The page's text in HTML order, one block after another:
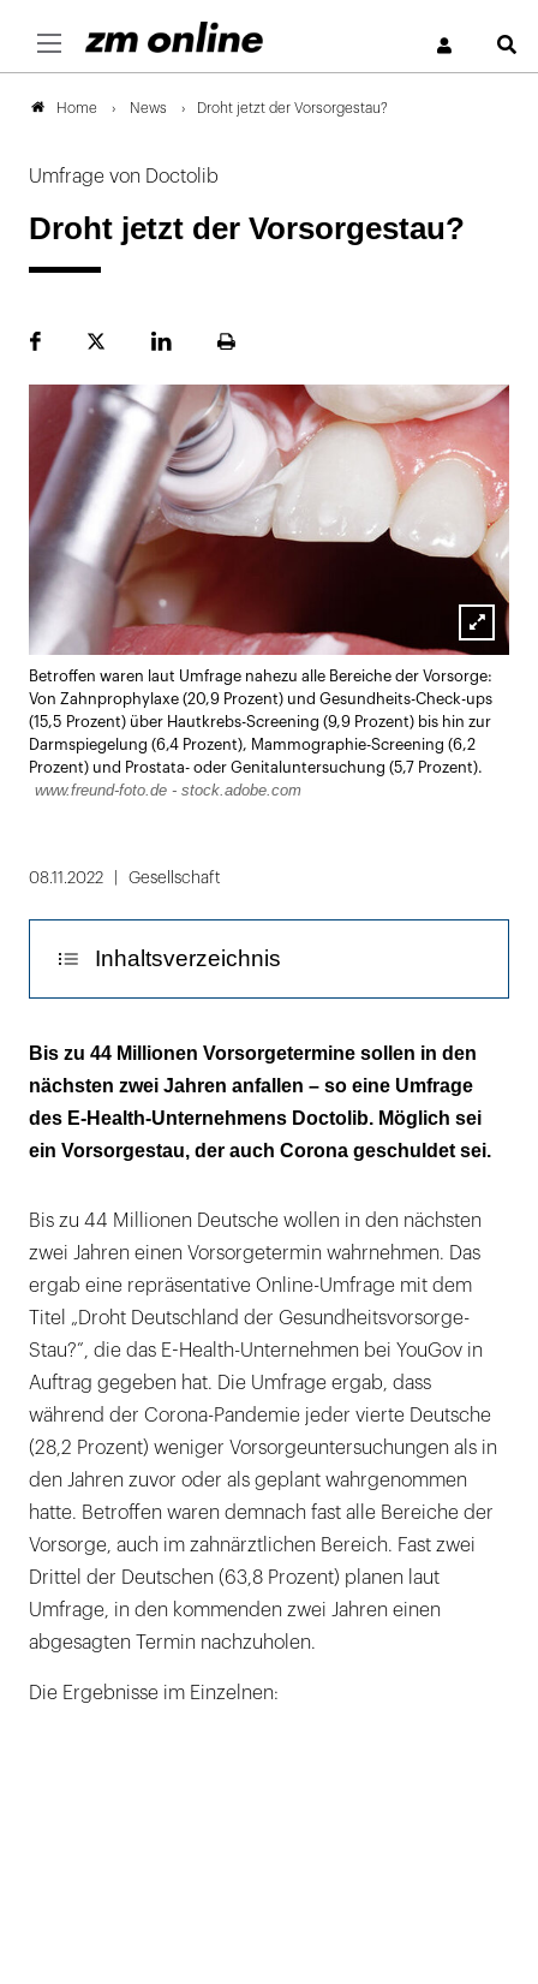
Home News Droht jetzt der Vorsorgestau?
Umfrage von Doctolib
Droht jetzt der Vorsorgestau?
FacebookPlattformLinekdInSeite
Lightbox
öffnen
Betroffen waren laut Umfrage nahezu alle Bereiche der Vorsorge:
Von Zahnprophylaxe (20,9 Prozent) und Gesundheits-Check-ups
(15,5 Prozent) über Hautkrebs-Screening (9,9 Prozent) bis hin zur
Darmspiegelung (6,4 Prozent), Mammographie-Screening (6,2
Prozent) und Prostata- oder Genitaluntersuchung (5,7 Prozent).
www.freund-foto.de - stock.adobe.com
08.11.2022 Gesellschaft
Inhaltsverzeichnis
Drei Viertel vereinbaren Termine per Telefon
Bis zu 44 Millionen Vorsorgetermine sollen in den
nächsten zwei Jahren anfallen – so eine Umfrage
des E-Health-Unternehmens Doctolib. Möglich sei
ein Vorsorgestau, der auch Corona geschuldet sei.
Bis zu 44 Millionen Deutsche wollen in den nächsten
zwei Jahren einen Vorsorgetermin wahrnehmen. Das
ergab eine repräsentative Online-Umfrage mit dem
Titel „Droht Deutschland der Gesundheitsvorsorge-
Stau?”, die das E-Health-Unternehmen bei YouGov in
Auftrag gegeben hat. Die Umfrage ergab, dass
während der Corona-Pandemie jeder vierte Deutsche
(28,2 Prozent) weniger Vorsorgeuntersuchungen als in
den Jahren zuvor oder als geplant wahrgenommen
hatte. Betroffen waren demnach fast alle Bereiche der
Vorsorge, auch im zahnärztlichen Bereich. Fast zwei
Drittel der Deutschen (63,8 Prozent) planen laut
Umfrage, in den kommenden zwei Jahren einen
abgesagten Termin nachzuholen.
Die Ergebnisse im Einzelnen: